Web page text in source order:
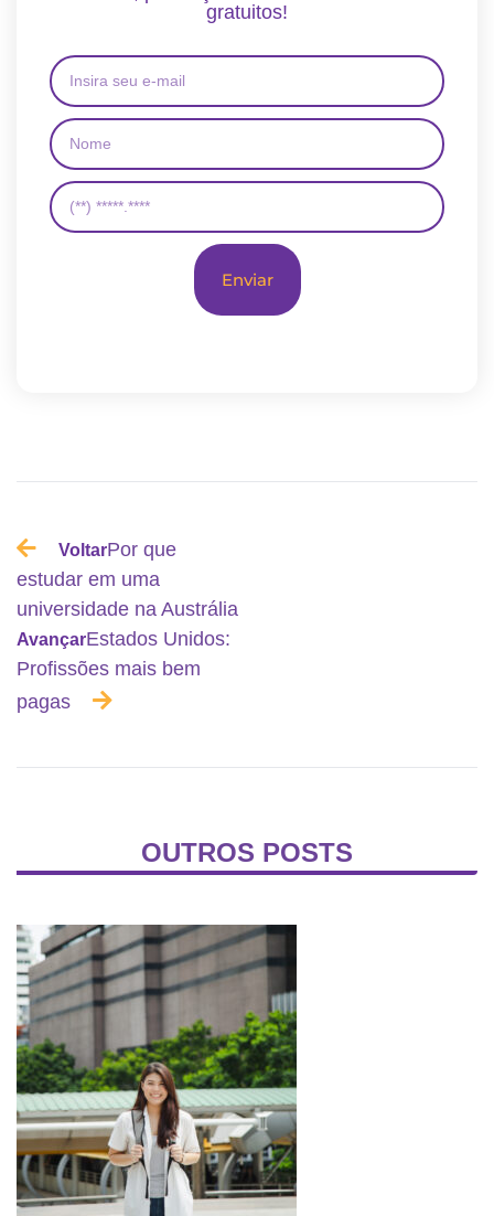
gratuitos!
Enviar
VoltarPor que
estudar em uma
universidade na Austrália
AvançarEstados Unidos:
Profissões mais bem
pagas
OUTROS POSTS